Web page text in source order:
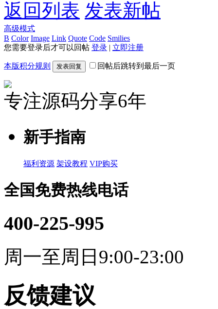
返回列表 发表新帖
高级模式
B Color Image Link Quote Code Smilies
您需要登录后才可以回帖 登录 | 立即注册
本版积分规则 发表回复 回帖后跳转到最后一页
专注源码分享6年
新手指南
福利资源 架设教程 VIP购买
全国免费热线电话
400-225-995
周一至周日9:00-23:00
反馈建议